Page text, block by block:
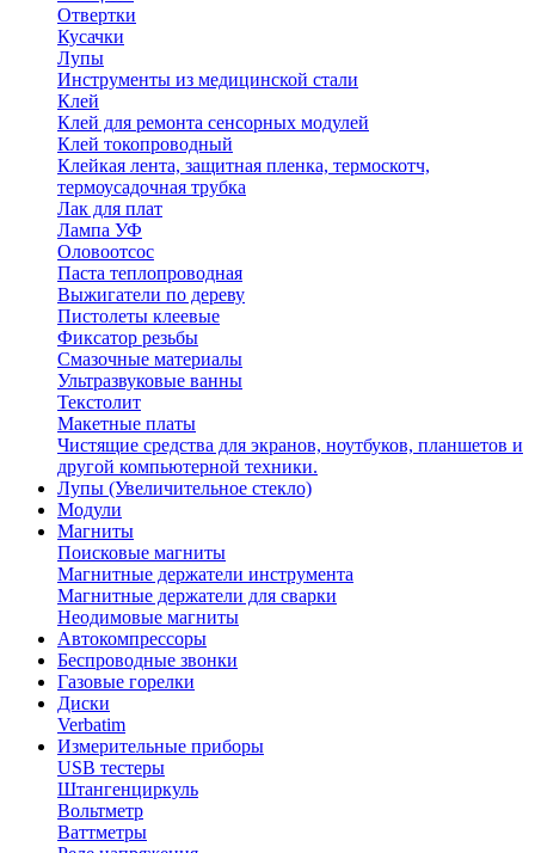
Отвертки
Кусачки
Лупы
Инструменты из медицинской стали
Клей
Клей для ремонта сенсорных модулей
Клей токопроводный
Клейкая лента, защитная пленка, термоскотч,
термоусадочная трубка
Лак для плат
Лампа УФ
Оловоотсос
Паста теплопроводная
Выжигатели по дереву
Пистолеты клеевые
Фиксатор резьбы
Смазочные материалы
Ультразвуковые ванны
Текстолит
Макетные платы
Чистящие средства для экранов, ноутбуков, планшетов и
другой компьютерной техники.
Лупы (Увеличительное стекло)
Модули
Магниты
Поисковые магниты
Магнитные держатели инструмента
Магнитные держатели для сварки
Неодимовые магниты
Автокомпрессоры
Беспроводные звонки
Газовые горелки
Диски
Verbatim
Измерительные приборы
USB тестеры
Штангенциркуль
Вольтметр
Ваттметры